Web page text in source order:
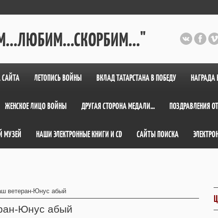
САЙТА ЛЕТОПИСЬ ВОЙНЫ ВКЛАД ТАТАРСТАНА В ПОБЕДУ НАГРАДА
ЖЕНСКОЕ ЛИЦО ВОЙНЫ ДРУГАЯ СТОРОНА МЕДАЛИ... ПОЗДРАВЛЕНИЯ
МУЗЕЙ НАШИ ЭЛЕКТРОННЫЕ КНИГИ И СD САЙТЫ ПОИСКА
ветеран-Юнус абый
Юнус абый